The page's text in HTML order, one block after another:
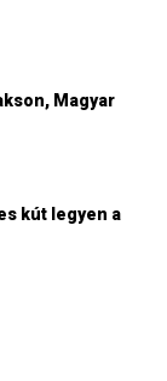
Magyar
kút legyen a